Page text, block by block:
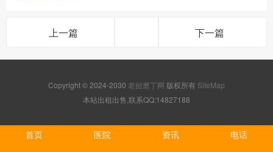
上一篇 下一篇
Copyright © 2024-2030 老挝磨丁网 版权所有 SiteMap
本站出租出售,联系QQ:14827188
首页 医院 资讯 电话